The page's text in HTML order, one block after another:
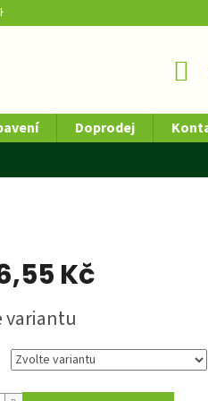
ÚDAJŮ
Doprodej
Kč
variantu